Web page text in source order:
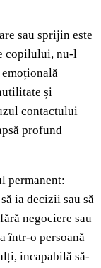
sau sprijin este
copilului, nu-l
și
contactului
profund
permanent:
ia decizii sau să
negociere sau
într-o persoană
incapabilă să-